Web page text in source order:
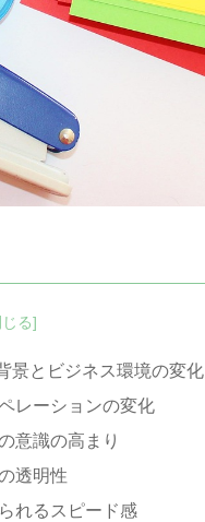
景とビジネス環境の変化
レーションの変化
意識の高まり
透明性
れるスピード感